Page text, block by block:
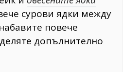
сурови ядки между
повече
допълнително